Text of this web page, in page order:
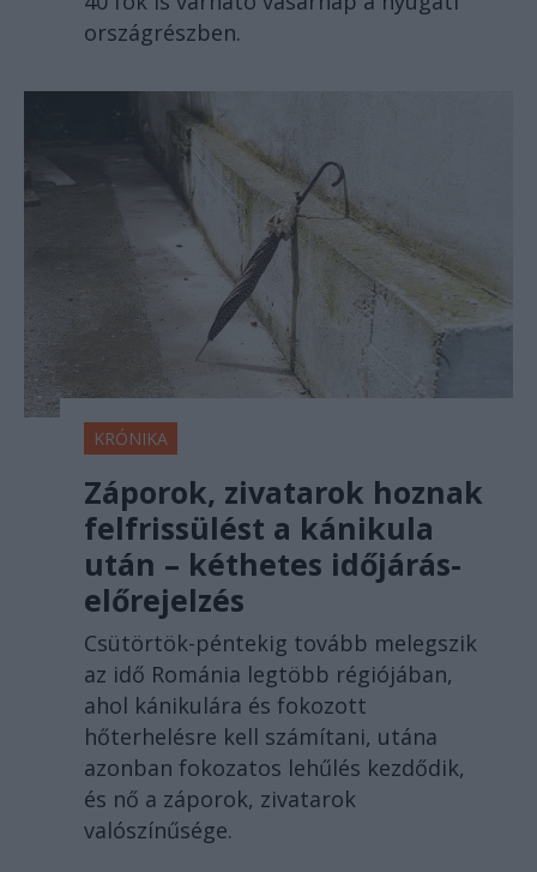
országrészben.
KRÓNIKA
Záporok, zivatarok hoznak
felfrissülést a kánikula
után – kéthetes időjárás-
előrejelzés
Csütörtök-péntekig tovább melegszik
az idő Románia legtöbb régiójában,
ahol kánikulára és fokozott
hőterhelésre kell számítani, utána
azonban fokozatos lehűlés kezdődik,
és nő a záporok, zivatarok
valószínűsége.